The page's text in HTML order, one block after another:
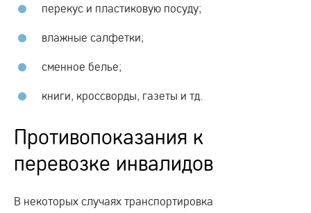
перекус и пластиковую посуду;
влажные салфетки;
сменное белье;
книги, кроссворды, газеты и тд.
Противопоказания к
перевозке инвалидов
В некоторых случаях транспортировка